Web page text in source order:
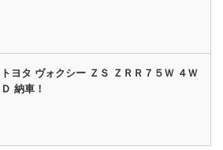
トヨタ ヴォクシー ＺＳ ＺＲＲ７５Ｗ ４Ｗ
Ｄ 納車！